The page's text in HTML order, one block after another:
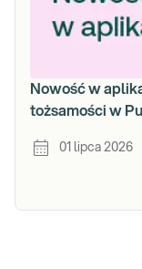
Nowość w
tożsamości w
01 lipca 2026